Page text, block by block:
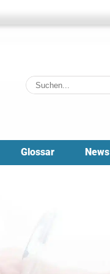
Suche
nach:
Glossar News